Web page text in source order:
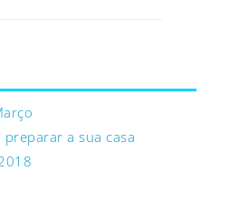
a sua casa